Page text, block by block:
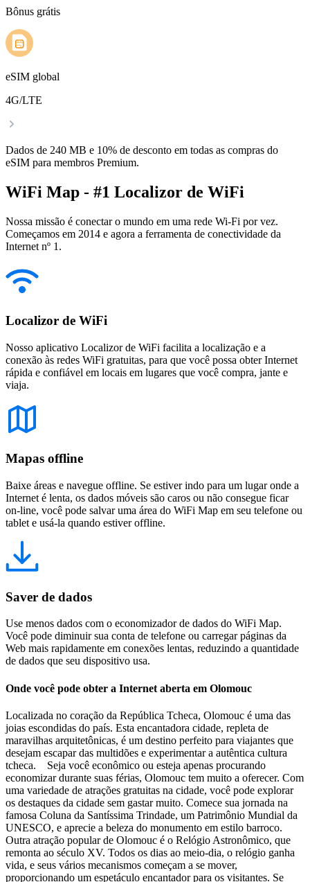
Bônus grátis
eSIM global
4G/LTE
Dados de 240 MB e 10% de desconto em todas as compras do
eSIM para membros Premium.
WiFi Map - #1 Localizor de WiFi
Nossa missão é conectar o mundo em uma rede Wi-Fi por vez.
Começamos em 2014 e agora a ferramenta de conectividade da
Internet nº 1.
Localizor de WiFi
Nosso aplicativo Localizor de WiFi facilita a localização e a
conexão às redes WiFi gratuitas, para que você possa obter Internet
rápida e confiável em locais em lugares que você compra, jante e
viaja.
Mapas offline
Baixe áreas e navegue offline. Se estiver indo para um lugar onde a
Internet é lenta, os dados móveis são caros ou não consegue ficar
on-line, você pode salvar uma área do WiFi Map em seu telefone ou
tablet e usá-la quando estiver offline.
Saver de dados
Use menos dados com o economizador de dados do WiFi Map.
Você pode diminuir sua conta de telefone ou carregar páginas da
Web mais rapidamente em conexões lentas, reduzindo a quantidade
de dados que seu dispositivo usa.
Onde você pode obter a Internet aberta em Olomouc
Localizada no coração da República Tcheca, Olomouc é uma das
joias escondidas do país. Esta encantadora cidade, repleta de
maravilhas arquitetônicas, é um destino perfeito para viajantes que
desejam escapar das multidões e experimentar a autêntica cultura
tcheca. Seja você econômico ou esteja apenas procurando
economizar durante suas férias, Olomouc tem muito a oferecer. Com
uma variedade de atrações gratuitas na cidade, você pode explorar
os destaques da cidade sem gastar muito. Comece sua jornada na
famosa Coluna da Santíssima Trindade, um Patrimônio Mundial da
UNESCO, e aprecie a beleza do monumento em estilo barroco.
Outra atração popular de Olomouc é o Relógio Astronômico, que
remonta ao século XV. Todos os dias ao meio-dia, o relógio ganha
vida, e seus vários mecanismos começam a se mover,
proporcionando um espetáculo encantador para os visitantes. Se